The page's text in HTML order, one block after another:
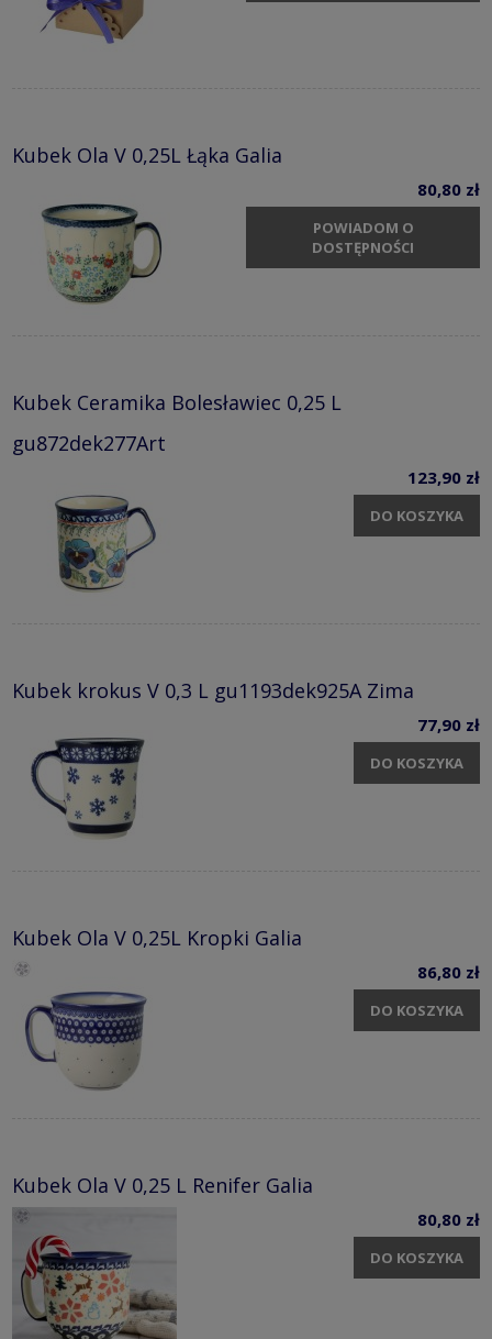
Kubek Ola V 0,25L Łąka Galia
80,80 zł
POWIADOM O
DOSTĘPNOŚCI
Kubek Ceramika Bolesławiec 0,25 L
gu872dek277Art
123,90 zł
DO KOSZYKA
Kubek krokus V 0,3 L gu1193dek925A Zima
77,90 zł
DO KOSZYKA
Kubek Ola V 0,25L Kropki Galia
86,80 zł
DO KOSZYKA
Kubek Ola V 0,25 L Renifer Galia
80,80 zł
DO KOSZYKA